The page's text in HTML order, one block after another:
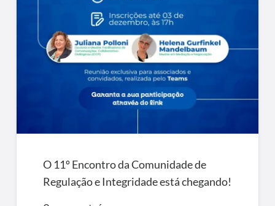
O 11º Encontro da Comunidade de
Regulação e Integridade está chegando!